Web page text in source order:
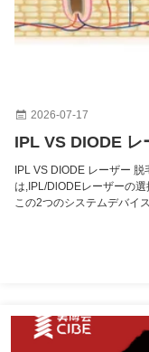
2026-07-17
IPL VS DIODE レ
IPL VS DIODE レーザー
は,IPL/DlODEレーザーの
この2つのシステムデバイ
ザー バー ワv独り言 幅広